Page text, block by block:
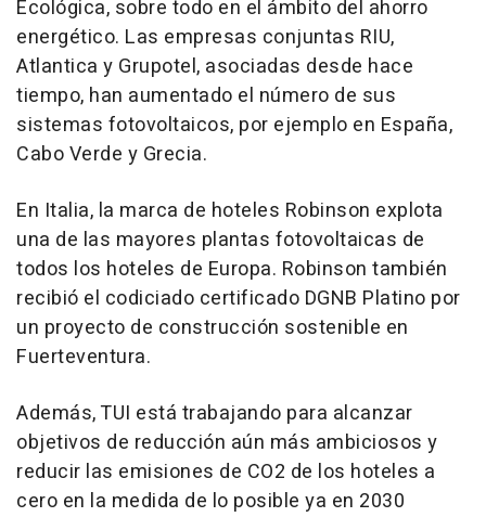
Ecológica, sobre todo en el ámbito del ahorro
energético. Las empresas conjuntas RIU,
Atlantica y Grupotel, asociadas desde hace
tiempo, han aumentado el número de sus
sistemas fotovoltaicos, por ejemplo en España,
Cabo Verde y Grecia.
En Italia, la marca de hoteles Robinson explota
una de las mayores plantas fotovoltaicas de
todos los hoteles de Europa. Robinson también
recibió el codiciado certificado DGNB Platino por
un proyecto de construcción sostenible en
Fuerteventura.
Además, TUI está trabajando para alcanzar
objetivos de reducción aún más ambiciosos y
reducir las emisiones de CO2 de los hoteles a
cero en la medida de lo posible ya en 2030